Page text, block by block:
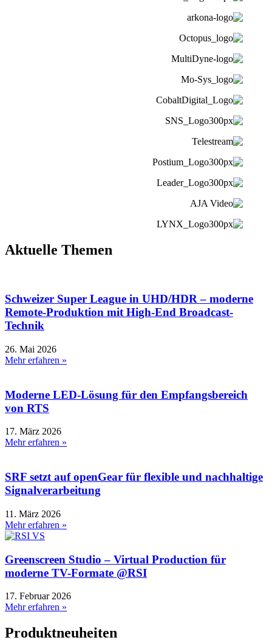
Aktuelle Themen
Schweizer Super League in UHD/HDR – moderne
Remote-Produktion mit High-End Broadcast-
Technik
26. Mai 2026
Mehr erfahren »
Moderne LED-Lösung für den Empfangsbereich
von RTS
17. März 2026
Mehr erfahren »
SRF setzt auf openGear für flexible und nachhaltige
Signalverarbeitung
11. März 2026
Mehr erfahren »
Greenscreen Studio – Virtual Production für
moderne TV-Formate @RSI
17. Februar 2026
Mehr erfahren »
Produktneuheiten